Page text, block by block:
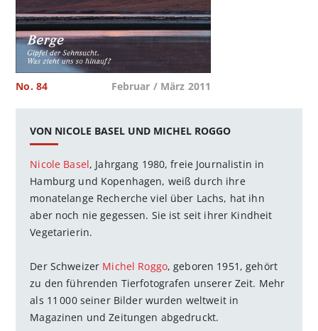
No. 84 Februar / März 2011
VON NICOLE BASEL UND MICHEL ROGGO
Nicole Basel, Jahrgang 1980, freie Journalistin in
Hamburg und Kopenhagen, weiß durch ihre
monatelange Recherche viel über Lachs, hat ihn
aber noch nie gegessen. Sie ist seit ihrer Kindheit
Vegetarierin.
Der Schweizer Michel Roggo, geboren 1951, gehört
zu den führenden Tierfotografen unserer Zeit. Mehr
als 11 000 seiner Bilder wurden weltweit in
Magazinen und Zeitungen abgedruckt.